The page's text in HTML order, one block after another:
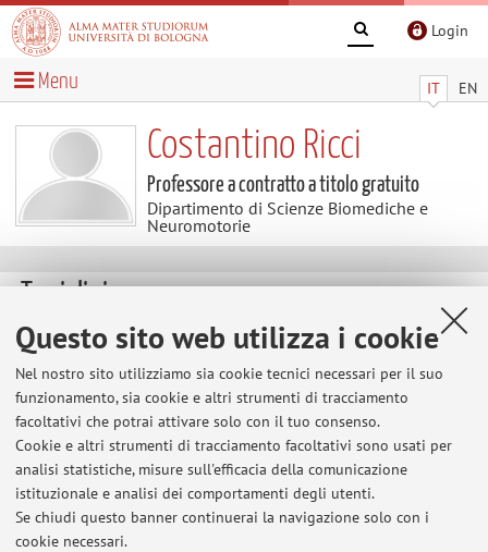
Questo sito web utilizza i cookie
Nel nostro sito utilizziamo sia cookie tecnici necessari per il suo
funzionamento, sia cookie e altri strumenti di tracciamento
facoltativi che potrai attivare solo con il tuo consenso.
Cookie e altri strumenti di tracciamento facoltativi sono usati per
analisi statistiche, misure sull'efficacia della comunicazione
istituzionale e analisi dei comportamenti degli utenti.
Se chiudi questo banner continuerai la navigazione solo con i
cookie necessari.
Login
IT EN
Menu
Costantino Ricci
Professore a contratto a titolo gratuito
Dipartimento di Scienze Biomediche e
Neuromotorie
Temi di ricerca
Parole chiave:
Ultimi avvisi
Al momento non sono presenti avvisi.